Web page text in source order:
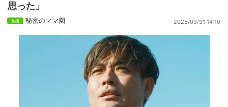
思った」
秘密のママ園 2025/03/31 14:10